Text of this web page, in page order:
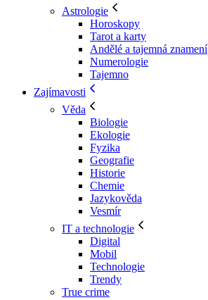
Astrologie
Horoskopy
Tarot a karty
Andělé a tajemná znamení
Numerologie
Tajemno
Zajímavosti
Věda
Biologie
Ekologie
Fyzika
Geografie
Historie
Chemie
Jazykověda
Vesmír
IT a technologie
Digital
Mobil
Technologie
Trendy
True crime